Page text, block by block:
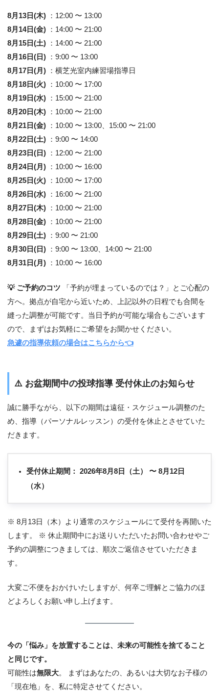
8月13日(木)
：12:00 〜 13:00
8月14日(金)
：14:00 〜 21:00
8月15日(土)
：14:00 〜 21:00
8月16日(日)
：9:00 〜 13:00
8月17日(月)
：横芝光室内練習場指導日
8月18日(火)
：10:00 〜 17:00
8月19日(水)
：15:00 〜 21:00
8月20日(木)
：10:00 〜 21:00
8月21日(金)
：10:00 〜 13:00、15:00 〜 21:00
8月22日(土)
：9:00 〜 14:00
8月23日(日)
：12:00 〜 21:00
8月24日(月)
：10:00 〜 16:00
8月25日(火)
：10:00 〜 17:00
8月26日(水)
：16:00 〜 21:00
8月27日(木)
：10:00 〜 21:00
8月28日(金)
：10:00 〜 21:00
8月29日(土)
：9:00 〜 21:00
8月30日(日)
：9:00 〜 13:00、14:00 〜 21:00
8月31日(月)
：10:00 〜 16:00
💡 ご予約のコツ 「予約が埋まっているのでは？」とご心配の
方へ。拠点が自宅から近いため、上記以外の日程でも合間を
縫った調整が可能です。当日予約が可能な場合もございます
ので、まずはお気軽にご希望をお聞かせください。
急遽の指導依頼の場合はこちらから👈
⚠️ お盆期間中の投球指導 受付休止のお知らせ
誠に勝手ながら、以下の期間は遠征・スケジュール調整のた
め、指導（パーソナルレッスン）の受付を休止とさせていた
だきます。
受付休止期間：
2026年8月8日（土） 〜 8月12日
（水）
※ 8月13日（木）より通常のスケジュールにて受付を再開いた
します。 ※ 休止期間中にお送りいただいたお問い合わせやご
予約の調整につきましては、順次ご返信させていただきま
す。
大変ご不便をおかけいたしますが、何卒ご理解とご協力のほ
どよろしくお願い申し上げます。
今の「悩み」を放置することは、未来の可能性を捨てること
と同じです。
可能性は無限大。 まずはあなたの、あるいは大切なお子様の
「現在地」を、私に特定させてください。